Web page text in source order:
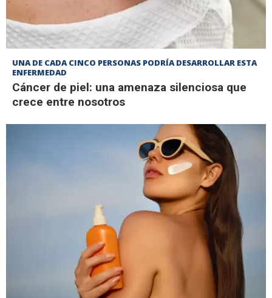
UNA DE CADA CINCO PERSONAS PODRÍA DESARROLLAR ESTA
ENFERMEDAD
Cáncer de piel: una amenaza silenciosa que
crece entre nosotros